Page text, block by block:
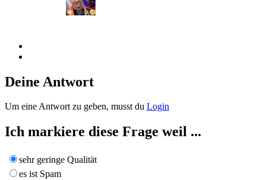
Deine Antwort
Um eine Antwort zu geben, musst du Login
Ich markiere diese Frage weil ...
sehr geringe Qualität
es ist Spam